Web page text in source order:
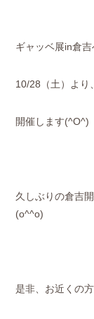
ギャッベ展in倉
10/28（土）より
開催します(^O^)
久しぶりの倉吉
(o^^o)
是非、お近くの方